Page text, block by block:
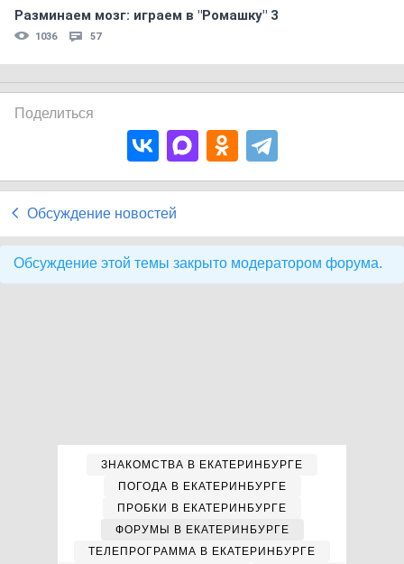
Разминаем мозг: играем в "Ромашку" 3
1036 57
Поделиться
Обсуждение новостей
Обсуждение этой темы закрыто модератором форума.
ЗНАКОМСТВА В ЕКАТЕРИНБУРГЕ
ПОГОДА В ЕКАТЕРИНБУРГЕ
ПРОБКИ В ЕКАТЕРИНБУРГЕ
ФОРУМЫ В ЕКАТЕРИНБУРГЕ
ТЕЛЕПРОГРАММА В ЕКАТЕРИНБУРГЕ